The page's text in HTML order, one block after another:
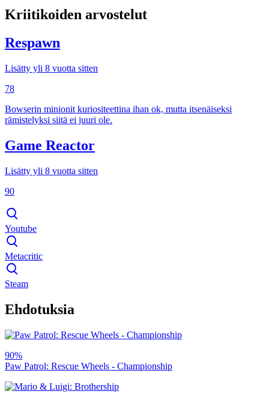
Kriitikoiden arvostelut
Respawn
Lisätty yli 8 vuotta sitten
78
Bowserin minionit kuriositeettina ihan ok, mutta itsenäiseksi
rämistelyksi siitä ei juuri ole.
Game Reactor
Lisätty yli 8 vuotta sitten
90
Youtube
Metacritic
Steam
Ehdotuksia
90%
Paw Patrol: Rescue Wheels - Championship